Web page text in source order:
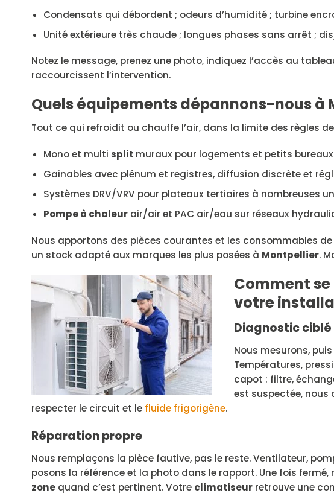
Condensats qui débordent ; odeurs d’humidité ; turbine
Unité extérieure très chaude ; longues phases sans arrêt ;
Notez le message, prenez une photo, indiquez l’accès au
raccourcissent l’intervention.
Quels équipements dépannons-nous à
Tout ce qui refroidit ou chauffe l’air, dans la limite des règles de
Mono et multi split muraux pour logements et petits
Gainables avec plénum et registres, diffusion discrète et
Systèmes DRV/VRV pour plateaux tertiaires à nombreuses
Pompe à chaleurair/air et PAC air/eau sur réseaux
Nous apportons des pièces courantes et les consommables
un stock adapté aux marques les plus posées à Montpellier.
Comment
votre
Diagnostic ciblé
Nous mesurons,
Températures,
capot : filtre,
est suspectée,
respecter le circuit et le fluide frigorigène.
Réparation propre
Nous remplaçons la pièce fautive, pas le reste. Ventilateur,
posons la référence et la photo dans le rapport. Une fois
zone quand c’est pertinent. Votre climatiseur retrouve une